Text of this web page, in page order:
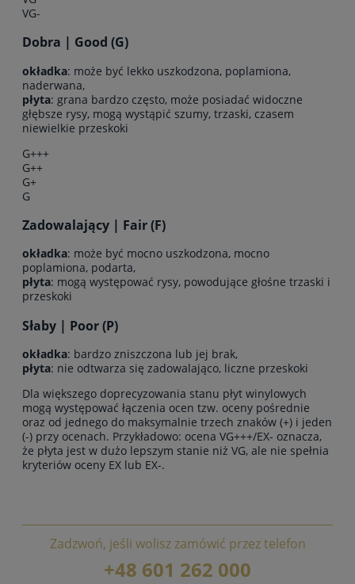
VG-
Dobra | Good (G)
okładka: może być lekko uszkodzona, poplamiona,
naderwana,
płyta: grana bardzo często, może posiadać widoczne
głębsze rysy, mogą wystąpić szumy, trzaski, czasem
niewielkie przeskoki
G+++
G++
G+
G
Zadowalający | Fair (F)
okładka: może być mocno uszkodzona, mocno
poplamiona, podarta,
płyta: mogą występować rysy, powodujące głośne trzaski i
przeskoki
Słaby | Poor (P)
okładka: bardzo zniszczona lub jej brak,
płyta: nie odtwarza się zadowalająco, liczne przeskoki
Dla większego doprecyzowania stanu płyt winylowych
mogą występować łączenia ocen tzw. oceny pośrednie
oraz od jednego do maksymalnie trzech znaków (+) i jeden
(-) przy ocenach. Przykładowo: ocena VG+++/EX- oznacza,
że płyta jest w dużo lepszym stanie niż VG, ale nie spełnia
kryteriów oceny EX lub EX-.
Zadzwoń, jeśli wolisz zamówić przez telefon
+48 601 262 000